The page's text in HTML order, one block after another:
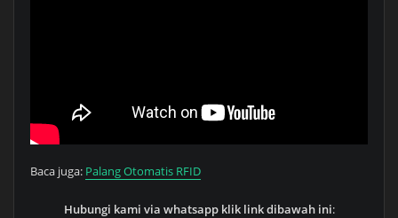
Baca juga: Palang Otomatis RFID
Hubungi kami via whatsapp klik link dibawah ini: